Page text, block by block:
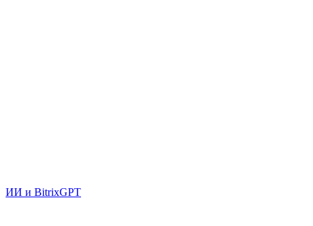
ИИ и BitrixGPT